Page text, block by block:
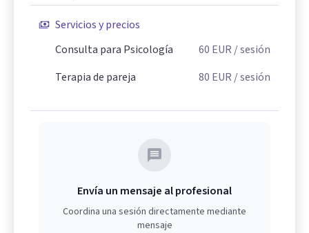
Servicios y precios
Consulta para Psicología
60 EUR / sesión
Terapia de pareja
80 EUR / sesión
Envía un mensaje al profesional
Coordina una sesión directamente mediante
mensaje